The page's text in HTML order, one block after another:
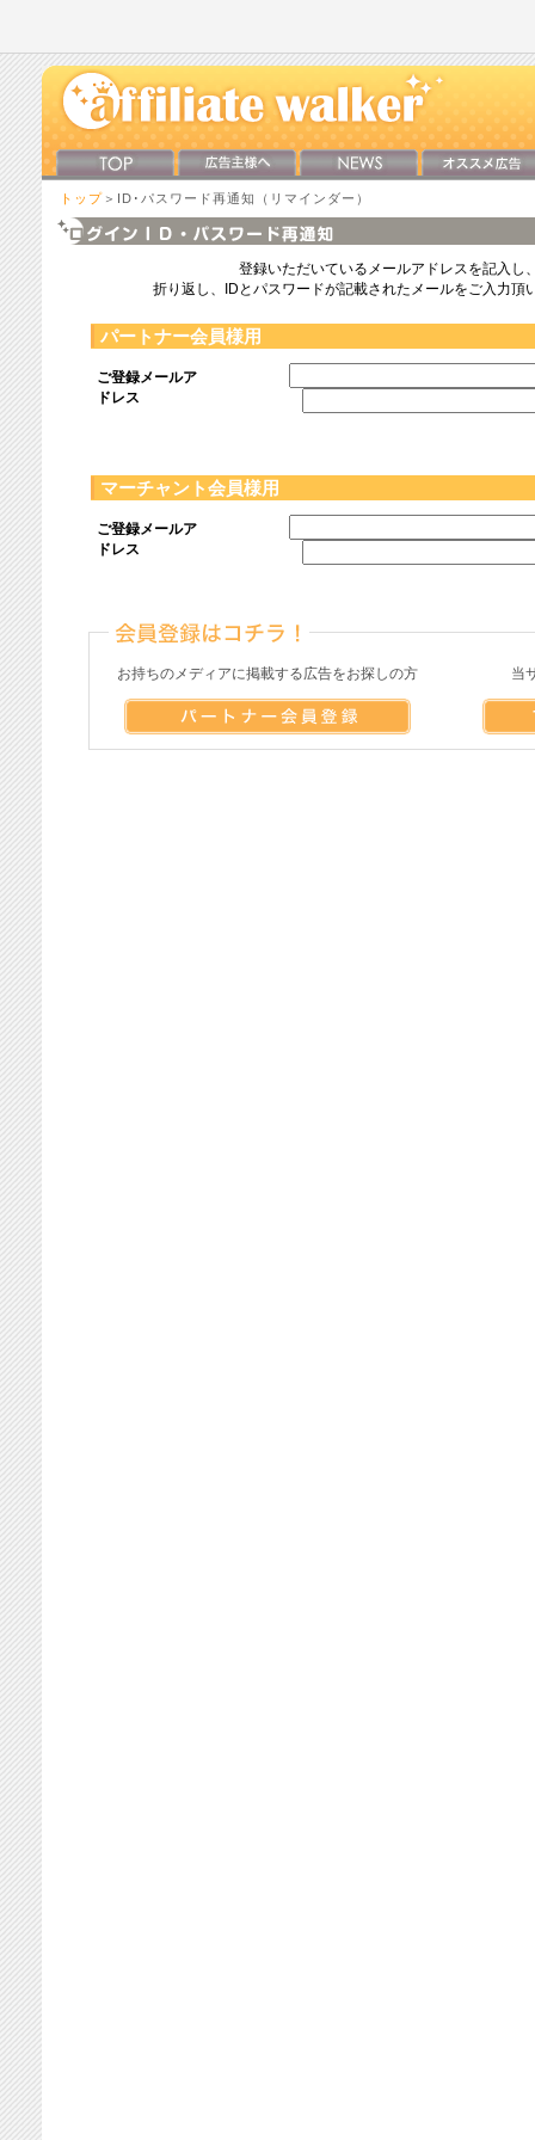
トップ ＞ID･パスワード再通知（リマインダー）
登録いただいているメールアドレスを記入し
折り返し、IDとパスワードが記載されたメールをご入力頂
パートナー会員様用
ご登録メールア
ドレス
マーチャント会員様用
ご登録メールア
ドレス
お持ちのメディアに掲載する広告をお探しの方 当